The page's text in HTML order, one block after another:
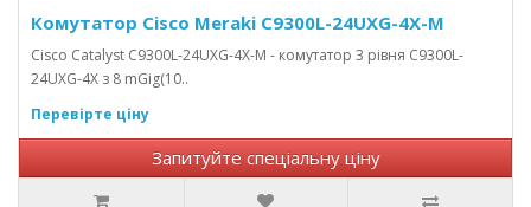
Комутатор Cisco Meraki C9300L-24UXG-4X-M
Cisco Catalyst C9300L-24UXG-4X-M - комутатор 3 рівня C9300L-
24UXG-4X з 8 mGig(10..
Перевірте ціну
Запитуйте спеціальну ціну